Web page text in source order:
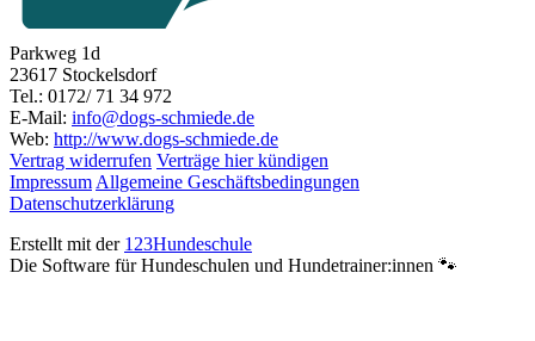
Parkweg 1d
23617 Stockelsdorf
Tel.: 0172/ 71 34 972
E-Mail: info@dogs-schmiede.de
Web: http://www.dogs-schmiede.de
Vertrag widerrufen Verträge hier kündigen
Impressum Allgemeine Geschäftsbedingungen
Datenschutzerklärung
Erstellt mit der 123Hundeschule
Die Software für Hundeschulen und Hundetrainer:innen 🐾